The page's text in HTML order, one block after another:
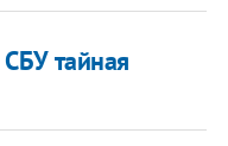
тайная